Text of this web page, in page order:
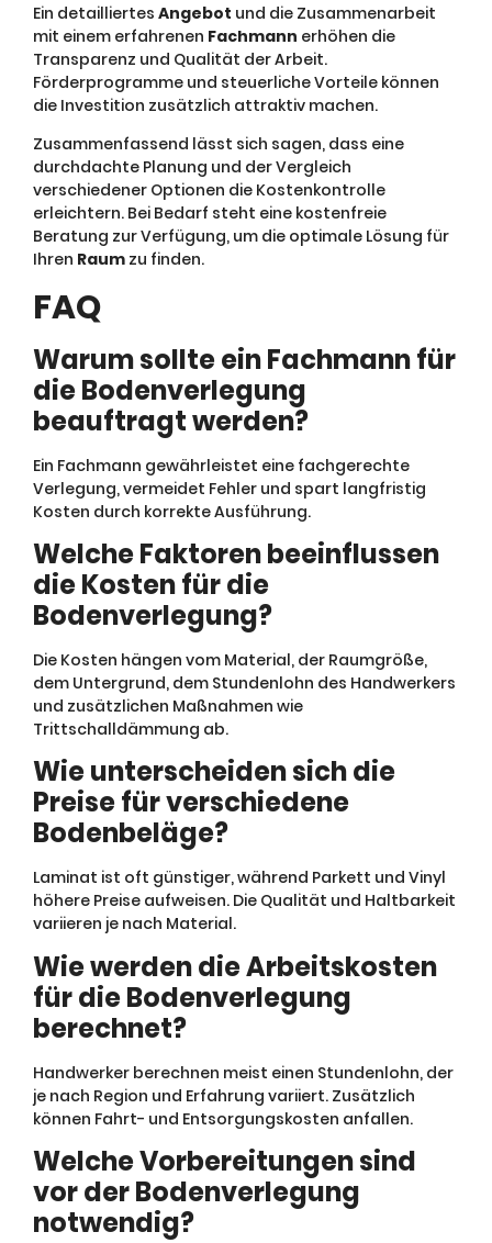
Ein detailliertes Angebot und die Zusammenarbeit
mit einem erfahrenen Fachmann erhöhen die
Transparenz und Qualität der Arbeit.
Förderprogramme und steuerliche Vorteile können
die Investition zusätzlich attraktiv machen.
Zusammenfassend lässt sich sagen, dass eine
durchdachte Planung und der Vergleich
verschiedener Optionen die Kostenkontrolle
erleichtern. Bei Bedarf steht eine kostenfreie
Beratung zur Verfügung, um die optimale Lösung für
Ihren Raum zu finden.
FAQ
Warum sollte ein Fachmann für
die Bodenverlegung
beauftragt werden?
Ein Fachmann gewährleistet eine fachgerechte
Verlegung, vermeidet Fehler und spart langfristig
Kosten durch korrekte Ausführung.
Welche Faktoren beeinflussen
die Kosten für die
Bodenverlegung?
Die Kosten hängen vom Material, der Raumgröße,
dem Untergrund, dem Stundenlohn des Handwerkers
und zusätzlichen Maßnahmen wie
Trittschalldämmung ab.
Wie unterscheiden sich die
Preise für verschiedene
Bodenbeläge?
Laminat ist oft günstiger, während Parkett und Vinyl
höhere Preise aufweisen. Die Qualität und Haltbarkeit
variieren je nach Material.
Wie werden die Arbeitskosten
für die Bodenverlegung
berechnet?
Handwerker berechnen meist einen Stundenlohn, der
je nach Region und Erfahrung variiert. Zusätzlich
können Fahrt- und Entsorgungskosten anfallen.
Welche Vorbereitungen sind
vor der Bodenverlegung
notwendig?